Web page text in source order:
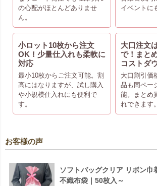
の心配がほとんどありませ
ん。
イベントに
小ロット10枚から注文
OK！少量仕入れも柔軟に
対応
最小10枚からご注文可能。割
高にはなりますが、試し購入
や小規模仕入れにも便利で
す。
大口注文
で！まと
コストダ
大口割引価
品も同ペー
能。まとめ
れできます。
お客様の声
ソフトバッグクリア リボン巾
不織布袋｜50枚入～